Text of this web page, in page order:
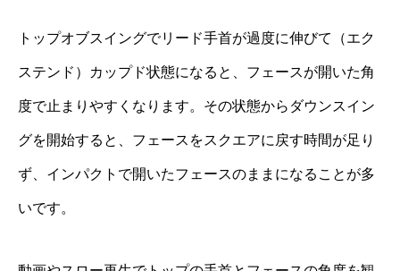
トップオブスイングでリード手首が過度に伸びて（エク
ステンド）カップド状態になると、フェースが開いた角
度で止まりやすくなります。その状態からダウンスイン
グを開始すると、フェースをスクエアに戻す時間が足り
ず、インパクトで開いたフェースのままになることが多
いです。